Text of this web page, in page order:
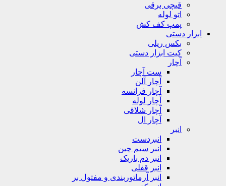
قیچی برقی
اتو لوله
پمپ کف کش
ابزار دستی
بکس ریلی
کیت ابزار دستی
آچار
ست آچار
آچار آلن
آچار فرانسه
آچار لوله
آچار شلاقی
آچار ال
انبر
انبردست
انبر سیم چین
انبر دم باریک
انبر قفلی
انبر آرماتوربندی و مفتول بر